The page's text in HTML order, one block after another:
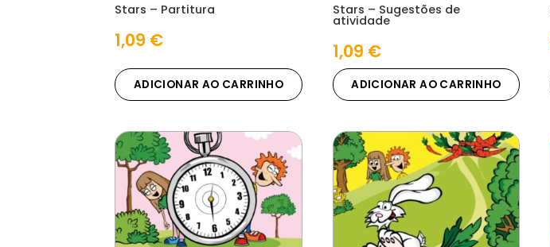
Stars – Partitura
1,09 €
ADICIONAR AO CARRINHO
Stars – Sugestões de
atividade
1,09 €
ADICIONAR AO CARRINHO